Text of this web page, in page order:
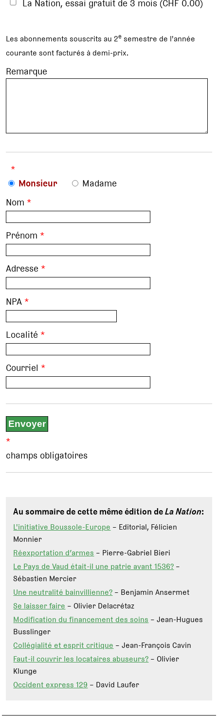
La Nation, essai gratuit de 3 mois (CHF 0.00)
Les abonnements souscrits au 2e semestre de l'année
courante sont facturés à demi-prix.
Remarque
*
Monsieur
Madame
Nom *
Prénom *
Adresse *
NPA *
Localité *
Courriel *
*
champs obligatoires
Au sommaire de cette même édition deLa Nation:
L'initiative Boussole-Europe– Editorial, Félicien
Monnier
Réexportation d’armes– Pierre-Gabriel Bieri
Le Pays de Vaud était-il une patrie avant 1536?–
Sébastien Mercier
Une neutralité bainvillienne?– Benjamin Ansermet
Se laisser faire– Olivier Delacrétaz
Modification du financement des soins– Jean-Hugues
Busslinger
Collégialité et esprit critique– Jean-François Cavin
Faut-il couvrir les locataires abuseurs?– Olivier
Klunge
Occident express 129– David Laufer